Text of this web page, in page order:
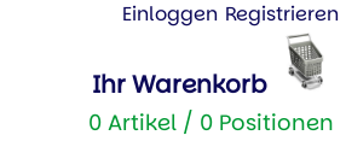
Einloggen Registrieren
Ihr Warenkorb
0 Artikel / 0 Positionen